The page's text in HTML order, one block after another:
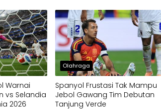
Warnai
vs Selandia
2026
Olahraga
Spanyol Frustasi Tak Mampu
Jebol Gawang Tim Debutan
Tanjung Verde